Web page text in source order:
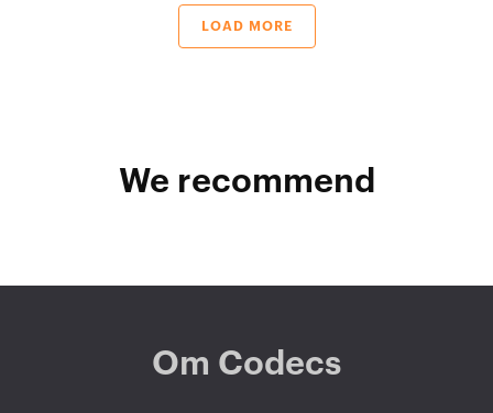
LOAD MORE
We recommend
Om Codecs